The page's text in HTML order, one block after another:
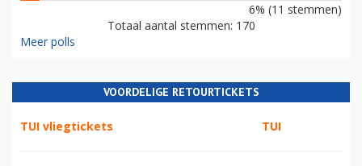
6% (11 stemmen)
Totaal aantal stemmen: 170
Meer polls
VOORDELIGE RETOURTICKETS
TUI vliegtickets TUI